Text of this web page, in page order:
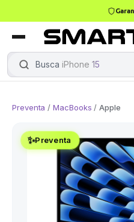
Busca iPhone 15
Preventa /MacBooks /Apple
✨Preventa